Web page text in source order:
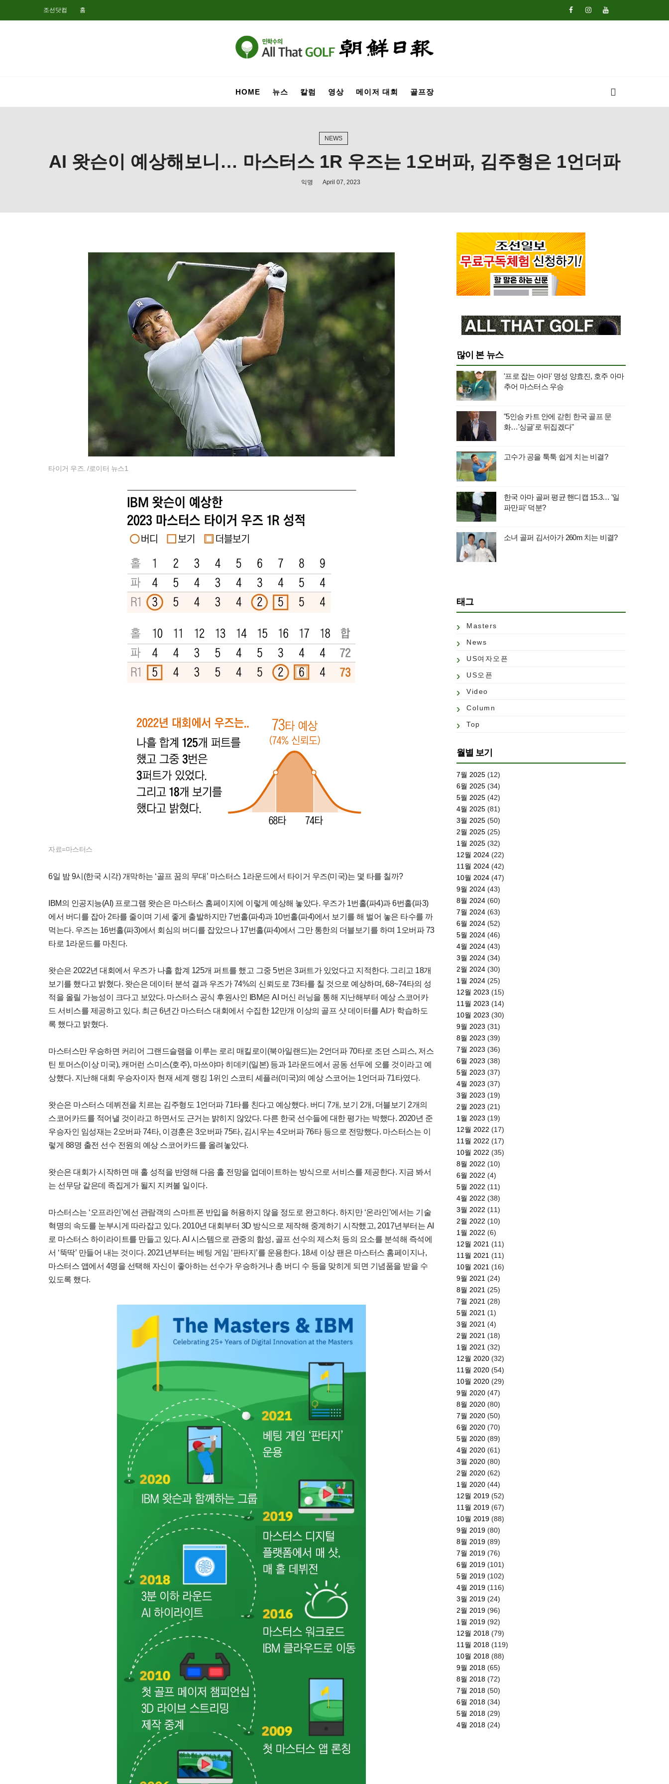
조선닷컴 홈
HOME 뉴스 칼럼 영상 메이저 대회 골프장
NEWS
AI 왓슨이 예상해보니… 마스터스 1R 우즈는 1오버파, 김주형은 1언더파
익명 April 07, 2023
타이거 우즈. /로이터 뉴스1
자료=마스터스
6일 밤 9시(한국 시각) 개막하는 ‘골프 꿈의 무대’ 마스터스 1라운드에서 타이거 우즈(미국)는 몇 타를 칠까?
IBM의 인공지능(AI) 프로그램 왓슨은 마스터스 홈페이지에 이렇게 예상해 놓았다. 우즈가 1번홀(파4)과 6번홀(파3)
에서 버디를 잡아 2타를 줄이며 기세 좋게 출발하지만 7번홀(파4)과 10번홀(파4)에서 보기를 해 벌어 놓은 타수를 까
먹는다. 우즈는 16번홀(파3)에서 회심의 버디를 잡았으나 17번홀(파4)에서 그만 통한의 더블보기를 하며 1오버파 73
타로 1라운드를 마친다.
왓슨은 2022년 대회에서 우즈가 나흘 합계 125개 퍼트를 했고 그중 5번은 3퍼트가 있었다고 지적한다. 그리고 18개
보기를 했다고 밝혔다. 왓슨은 데이터 분석 결과 우즈가 74%의 신뢰도로 73타를 칠 것으로 예상하며, 68~74타의 성
적을 올릴 가능성이 크다고 보았다. 마스터스 공식 후원사인 IBM은 AI 머신 러닝을 통해 지난해부터 예상 스코어카
드 서비스를 제공하고 있다. 최근 6년간 마스터스 대회에서 수집한 12만개 이상의 골프 샷 데이터를 AI가 학습하도
록 했다고 밝혔다.
마스터스만 우승하면 커리어 그랜드슬램을 이루는 로리 매킬로이(북아일랜드)는 2언더파 70타로 조던 스피스, 저스
틴 토머스(이상 미국), 캐머런 스미스(호주), 마쓰야마 히데키(일본) 등과 1라운드에서 공동 선두에 오를 것이라고 예
상했다. 지난해 대회 우승자이자 현재 세계 랭킹 1위인 스코티 셰플러(미국)의 예상 스코어는 1언더파 71타였다.
왓슨은 마스터스 데뷔전을 치르는 김주형도 1언더파 71타를 친다고 예상했다. 버디 7개, 보기 2개, 더블보기 2개의
스코어카드를 적어낼 것이라고 하면서도 근거는 밝히지 않았다. 다른 한국 선수들에 대한 평가는 박했다. 2020년 준
우승자인 임성재는 2오버파 74타, 이경훈은 3오버파 75타, 김시우는 4오버파 76타 등으로 전망했다. 마스터스는 이
렇게 88명 출전 선수 전원의 예상 스코어카드를 올려놓았다.
왓슨은 대회가 시작하면 매 홀 성적을 반영해 다음 홀 전망을 업데이트하는 방식으로 서비스를 제공한다. 지금 봐서
는 선무당 같은데 족집게가 될지 지켜볼 일이다.
마스터스는 ‘오프라인’에선 관람객의 스마트폰 반입을 허용하지 않을 정도로 완고하다. 하지만 ‘온라인’에서는 기술
혁명의 속도를 눈부시게 따라잡고 있다. 2010년 대회부터 3D 방식으로 제작해 중계하기 시작했고, 2017년부터는 AI
로 마스터스 하이라이트를 만들고 있다. AI 시스템으로 관중의 함성, 골프 선수의 제스처 등의 요소를 분석해 즉석에
서 ‘뚝딱’ 만들어 내는 것이다. 2021년부터는 베팅 게임 ‘판타지’를 운용한다. 18세 이상 팬은 마스터스 홈페이지나,
마스터스 앱에서 4명을 선택해 자신이 좋아하는 선수가 우승하거나 총 버디 수 등을 맞히게 되면 기념품을 받을 수
있도록 했다.
많이 본 뉴스
'프로 잡는 아마' 명성 양효진, 호주 아마
추어 마스터스 우승
"5인승 카트 안에 갇힌 한국 골프 문
화…'싱글'로 뒤집겠다"
고수가 공을 툭툭 쉽게 치는 비결?
한국 아마 골퍼 평균 핸디캡 15.3… '일
파만파' 덕분?
소녀 골퍼 김서아가 260m 치는 비결?
태그
Masters
News
US여자오픈
US오픈
Video
Column
Top
월별 보기
7월 2025 (12)
6월 2025 (34)
5월 2025 (42)
4월 2025 (81)
3월 2025 (50)
2월 2025 (25)
1월 2025 (32)
12월 2024 (22)
11월 2024 (42)
10월 2024 (47)
9월 2024 (43)
8월 2024 (60)
7월 2024 (63)
6월 2024 (52)
5월 2024 (46)
4월 2024 (43)
3월 2024 (34)
2월 2024 (30)
1월 2024 (25)
12월 2023 (15)
11월 2023 (14)
10월 2023 (30)
9월 2023 (31)
8월 2023 (39)
7월 2023 (36)
6월 2023 (38)
5월 2023 (37)
4월 2023 (37)
3월 2023 (19)
2월 2023 (21)
1월 2023 (19)
12월 2022 (17)
11월 2022 (17)
10월 2022 (35)
8월 2022 (10)
6월 2022 (4)
5월 2022 (11)
4월 2022 (38)
3월 2022 (11)
2월 2022 (10)
1월 2022 (6)
12월 2021 (11)
11월 2021 (11)
10월 2021 (16)
9월 2021 (24)
8월 2021 (25)
7월 2021 (28)
5월 2021 (1)
3월 2021 (4)
2월 2021 (18)
1월 2021 (32)
12월 2020 (32)
11월 2020 (54)
10월 2020 (29)
9월 2020 (47)
8월 2020 (80)
7월 2020 (50)
6월 2020 (70)
5월 2020 (89)
4월 2020 (61)
3월 2020 (80)
2월 2020 (62)
1월 2020 (44)
12월 2019 (52)
11월 2019 (67)
10월 2019 (88)
9월 2019 (80)
8월 2019 (89)
7월 2019 (76)
6월 2019 (101)
5월 2019 (102)
4월 2019 (116)
3월 2019 (24)
2월 2019 (96)
1월 2019 (92)
12월 2018 (79)
11월 2018 (119)
10월 2018 (88)
9월 2018 (65)
8월 2018 (72)
7월 2018 (50)
6월 2018 (34)
5월 2018 (29)
4월 2018 (24)